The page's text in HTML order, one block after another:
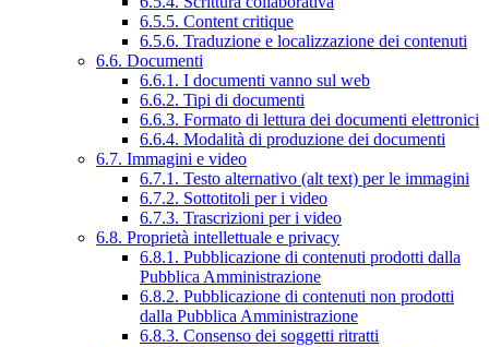
6.5.5. Content critique
6.5.6. Traduzione e localizzazione dei contenuti
6.6. Documenti
6.6.1. I documenti vanno sul web
6.6.2. Tipi di documenti
6.6.3. Formato di lettura dei documenti elettronici
6.6.4. Modalità di produzione dei documenti
6.7. Immagini e video
6.7.1. Testo alternativo (alt text) per le immagini
6.7.2. Sottotitoli per i video
6.7.3. Trascrizioni per i video
6.8. Proprietà intellettuale e privacy
6.8.1. Pubblicazione di contenuti prodotti dalla
Pubblica Amministrazione
6.8.2. Pubblicazione di contenuti non prodotti
dalla Pubblica Amministrazione
6.8.3. Consenso dei soggetti ritratti